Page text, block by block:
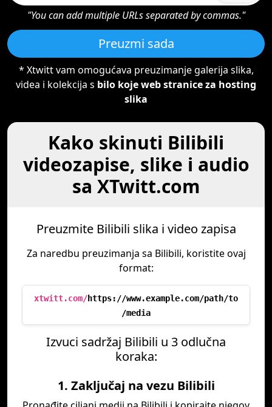
"You can add multiple URLs separated by commas."
Preuzmi sada
* Xtwitt vam omogućava preuzimanje galerija slika,
videa i kolekcija s bilo koje web stranice za hosting
slika
Kako skinuti Bilibili
videozapise, slike i audio
sa XTwitt.com
Preuzmite Bilibili slika i video zapisa
Za naredbu preuzimanja sa Bilibili, koristite ovaj
format:
xtwitt.com/https://www.example.com/path/to
/media
Izvuci sadržaj Bilibili u 3 odlučna
koraka:
1. Zaključaj na vezu Bilibili